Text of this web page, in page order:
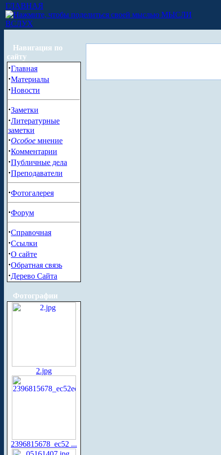
ГЛАВНАЯ
МЫСЛИ
ВСЛУХ
Навигация по
сайту
·Главная
·Материалы
·Новости
·Заметки
·Литературные
заметки
·Особое мнение
·Комментарии
·Публичные дела
·Преподаватели
·Фотогалерея
·Форум
·Справочная
·Ссылки
·О сайте
·Обратная связь
·Дерево Сайта
Фотографии
2.jpg
2396815678_ec52 ...